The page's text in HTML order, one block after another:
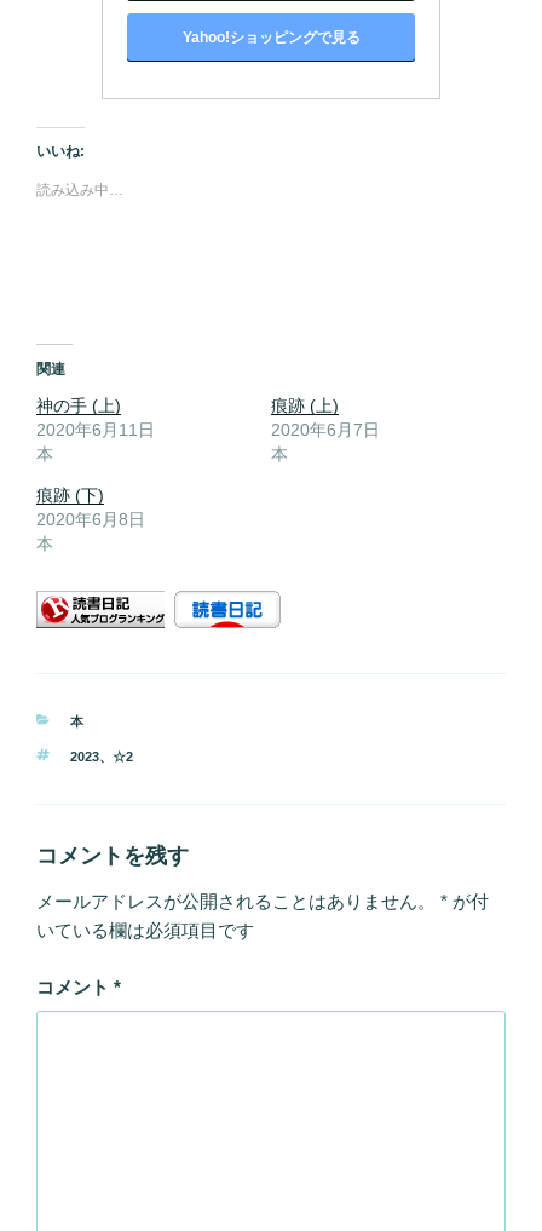
Yahoo!ショッピングで見る
いいね:
読み込み中…
関連
神の手 (上)
2020年6月11日
本
痕跡 (上)
2020年6月7日
本
痕跡 (下)
2020年6月8日
本
カ
ゴ
ー
本
タ
2023、 ☆2
コメントを残す
メールアドレスが公開されることはありません。 * が付
いている欄は必須項目です
コメント *